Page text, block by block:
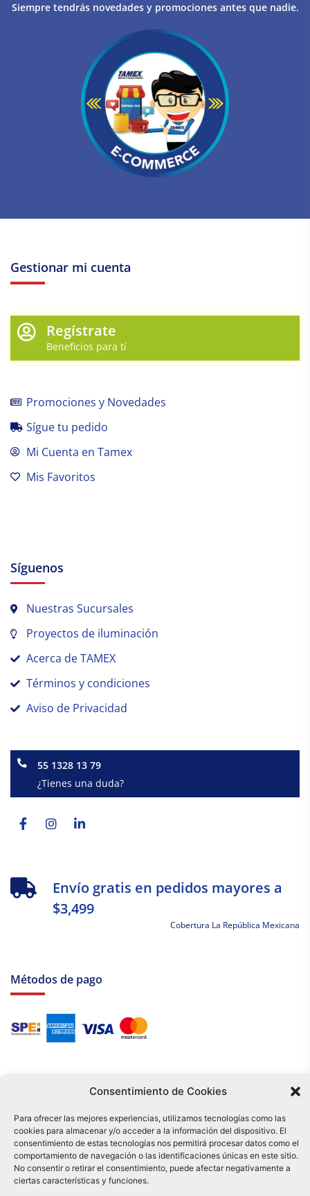
Consentimiento de Cookies
Para ofrecer las mejores experiencias, utilizamos tecnologías como las
cookies para almacenar y/o acceder a la información del dispositivo. El
consentimiento de estas tecnologías nos permitirá procesar datos como el
comportamiento de navegación o las identificaciones únicas en este sitio.
No consentir o retirar el consentimiento, puede afectar negativamente a
ciertas características y funciones.
Siempre tendrás novedades y promociones antes que nadie.
Gestionar mi cuenta
Regístrate
Beneficios para tí
Promociones y Novedades
Sígue tu pedido
Mi Cuenta en Tamex
Mis Favoritos
Síguenos
Nuestras Sucursales
Proyectos de iluminación
Acerca de TAMEX
Términos y condiciones
Aviso de Privacidad
55 1328 13 79
¿Tienes una duda?
f
Envío gratis en pedidos mayores a
$3,499
Cobertura La República Mexicana
Métodos de pago
Tu compra es respaldada por nuestro certificado SSL y operada bajo las
mejores prácticas de seguridad.
Distribuidora Tamex - México
e-commerce